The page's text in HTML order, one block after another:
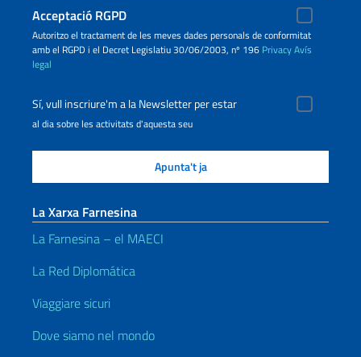
Acceptació RGPD
Autoritzo el tractament de les meves dades personals de conformitat
amb el RGPD i el Decret Legislatiu 30/06/2003, nº 196 PrivacyAvís
legal
Sí, vull inscriure'm a la Newsletter per estar
al dia sobre les activitats d'aquesta seu
La Xarxa Farnesina
La Farnesina – el MAECI
La Red Diplomática
Viaggiare sicuri
Dove siamo nel mondo